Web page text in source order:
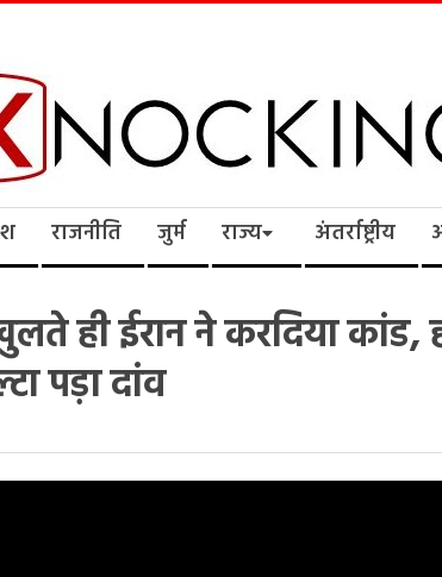
राजनीति जुर्म राज्य अंतर्राष्ट्रीय
ही ईरान ने करदिया कांड,
पड़ा दांव